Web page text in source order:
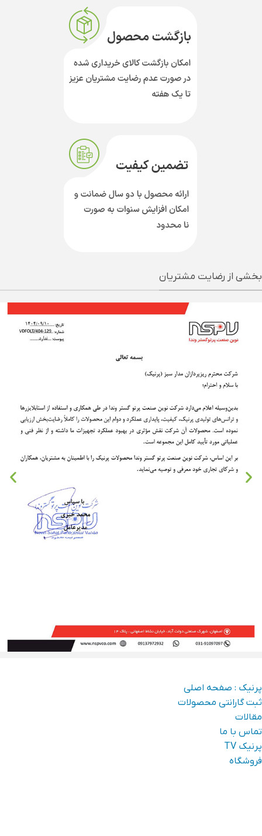
بخشی از رضایت مشتریان
پرنیک : صفحه اصلی
ثبت گارانتی محصولات
مقالات
تماس با ما
پرنیک TV
فروشگاه